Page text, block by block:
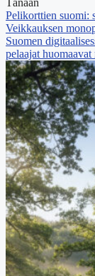
Tänään
Pelikorttien suomi:
Veikkauksen
Suomen
pelaajat